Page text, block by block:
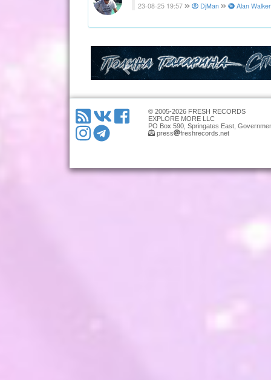
23-08-25 19:57 DjMan Alan
© 2005-2026 FRESH RECORDS
EXPLORE MORE LLC
PO Box 590, Springates East,
press
freshrecords.net